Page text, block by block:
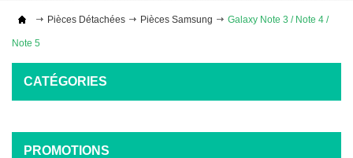
Pièces Détachées Pièces Samsung Galaxy Note 3 / Note 4 /
Note 5
CATÉGORIES
PROMOTIONS